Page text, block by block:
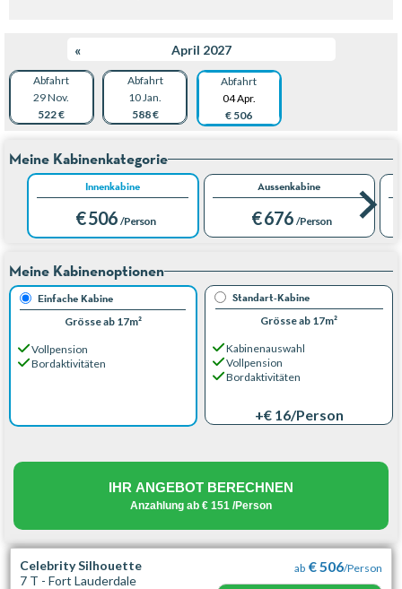
« April 2027
Abfahrt
29 Nov.
522 €
Abfahrt
10 Jan.
588 €
Abfahrt
04 Apr.
€ 506
Meine Kabinenkategorie
Innenkabine
€ 506 /Person
Aussenkabine
€ 676 /Person
Meine Kabinenoptionen
Einfache Kabine
Grösse ab 17m²
Vollpension
Bordaktivitäten
Standart-Kabine
Grösse ab 17m²
Kabinenauswahl
Vollpension
Bordaktivitäten
+€ 16/Person
IHR ANGEBOT BERECHNEN
Anzahlung ab € 151 /Person
Celebrity Silhouette
7 T - Fort Lauderdale
ab € 506/Person